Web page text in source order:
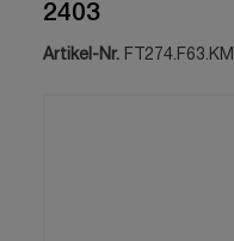
2403
Artikel-Nr. FT274.F63.KM